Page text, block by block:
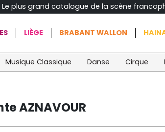
Le plus grand catalogue de la scène
LIÈGE BRABANT WALLON
Musique Classique Danse Cirque
AZNAVOUR